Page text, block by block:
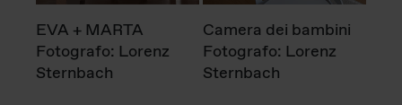
EVA + MARTA
Fotografo: Lorenz
Sternbach
Camera dei bambini
Fotografo: Lorenz
Sternbach